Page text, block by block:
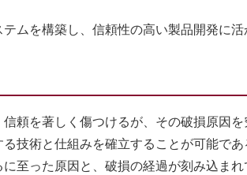
テムを構築し、信頼性の高い製品開発に
頼を著しく傷つけるが、その破損原因を
技術と仕組みを確立することが可能であ
至った原因と、破損の経過が刻み込まれ